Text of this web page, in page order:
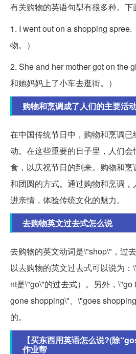
有关购物的英语句型有很多种。下
1. I went out on a shopping spree.
物。）
2. She and her mother got on the
和她妈妈上了小车去逛街。）
购物和烹调成了人们的主要活
在中国传统节日中，购物和烹调
动。在这些重要的日子里，人们
食，以庆祝节日的到来。购物和
和团圆的方式。通过购物和烹调
进亲情，体验传统文化的魅力。
去购物英文过去式怎么说
去购物的英文动词是\"shop\"，过
以去购物的英文过去式可以说为
nt是\"go\"的过去式）。另外，
gone shopping\"、\"goes
的。
【买东西用英语怎么说?(除
作业帮